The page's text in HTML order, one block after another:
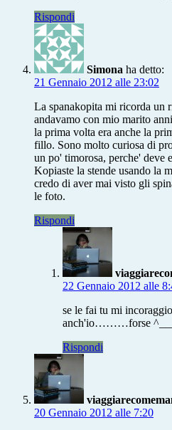
Rispondi
Simona ha detto:
21 Gennaio 2012 alle 23:02
La spanakopita mi ricorda un
andavamo con mio marito
la prima volta era anche la
fillo. Sono molto curiosa di
un po' timorosa, perche' deve
Kopiaste la stende usando la
credo di aver mai visto gli
le foto.
Rispondi
22 Gennaio 2012 alle
se le fai tu mi
anch'io………forse
Rispondi
20 Gennaio 2012 alle 7:20